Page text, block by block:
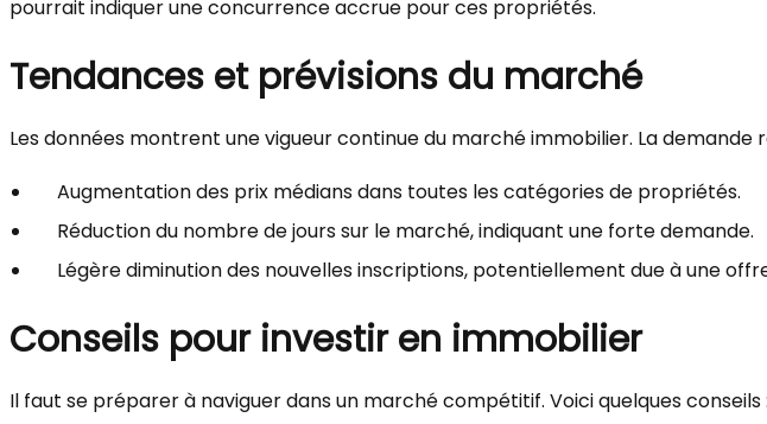
pourrait indiquer une concurrence accrue pour ces propriétés.
Tendances et prévisions du marché
Les données montrent une vigueur continue du marché immobilier. La
Augmentation des prix médians dans toutes les catégories de propriétés.
Réduction du nombre de jours sur le marché, indiquant une forte demande.
Légère diminution des nouvelles inscriptions, potentiellement due à une
Conseils pour investir en immobilier
Il faut se préparer à naviguer dans un marché compétitif. Voici quelques conseils :